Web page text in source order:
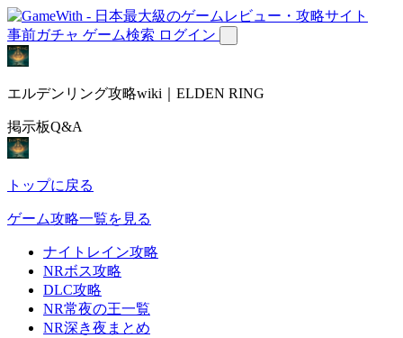
事前ガチャ ゲーム検索 ログイン
エルデンリング攻略wiki｜ELDEN RING
掲示板Q&A
トップに戻る
ゲーム攻略一覧を見る
ナイトレイン攻略
NRボス攻略
DLC攻略
NR常夜の王一覧
NR深き夜まとめ